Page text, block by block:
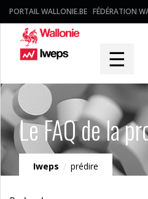
PORTAIL WALLONIE.BE FÉDÉRATION
☰
Le FAQ de la
Iweps / prédire